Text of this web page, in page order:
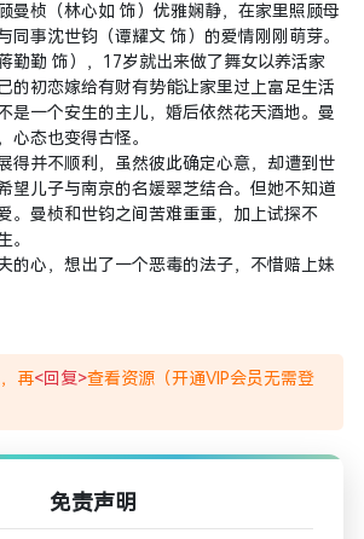
曼桢（林心如 饰）优雅娴静，在家里照顾母
同事沈世钧（谭耀文 饰）的爱情刚刚萌芽。
勤勤 饰），17岁就出来做了舞女以养活家
的初恋嫁给有财有势能让家里过上富足生活
是一个安生的主儿，婚后依然花天酒地。曼
心态也变得古怪。
得并不顺利，虽然彼此确定心意，却遭到世
望儿子与南京的名媛翠芝结合。但她不知道
。曼桢和世钧之间苦难重重，加上试探不
。
的心，想出了一个恶毒的法子，不惜赔上妹
，再<回复>查看资源（开通VIP会员无需登
免责声明